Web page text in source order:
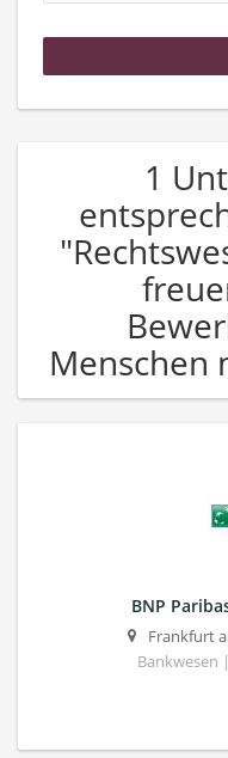
1
Menschen
BNP
Frankfurt
Bankwesen